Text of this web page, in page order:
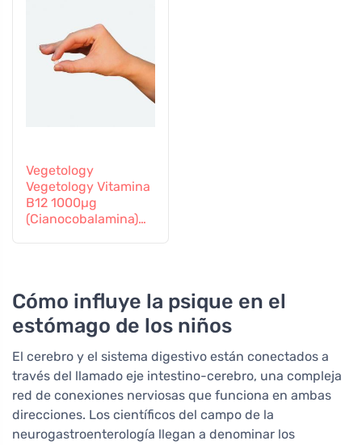
Vegetology
Vegetology Vitamina
B12 1000µg
(Cianocobalamina)
Cómo influye la psique en el
estómago de los niños
El cerebro y el sistema digestivo están conectados a
través del llamado eje intestino-cerebro, una compleja
red de conexiones nerviosas que funciona en ambas
direcciones. Los científicos del campo de la
neurogastroenterología llegan a denominar los